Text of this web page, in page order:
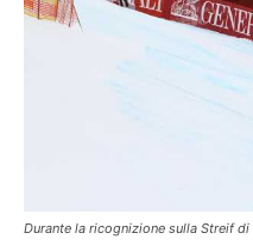
Durante la ricognizione sulla Streif